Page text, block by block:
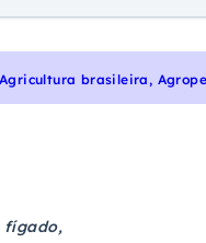
brasileira,
fígado,